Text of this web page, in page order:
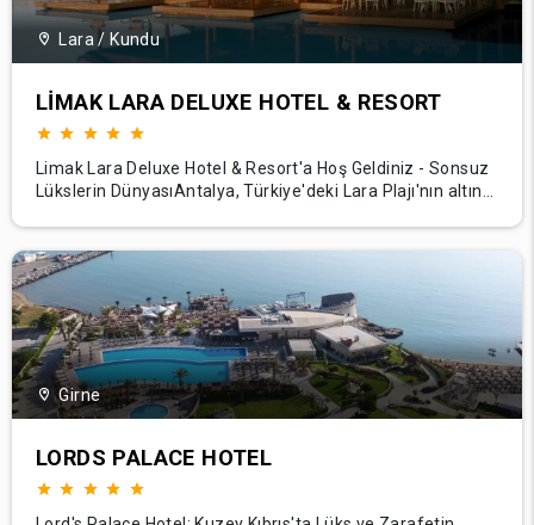
Lara / Kundu
LIMAK LARA DELUXE HOTEL & RESORT
Limak Lara Deluxe Hotel & Resort'a Hoş Geldiniz - Sonsuz
Lükslerin DünyasıAntalya, Türkiye'deki Lara Plajı'nın altın
huzurun kusursuz bir şekilde birleştiği bir diyara adım atın.
Tesisimiz, konuklar
Girne
LORDS PALACE HOTEL